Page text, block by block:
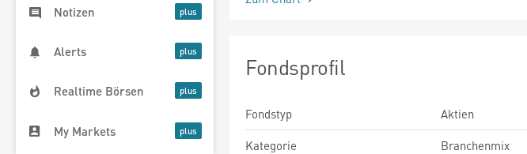
Notizen
Alerts
Realtime Börsen
My Markets
Fondsprofil
Fondstyp
Aktien
Kategorie
Branchenmix